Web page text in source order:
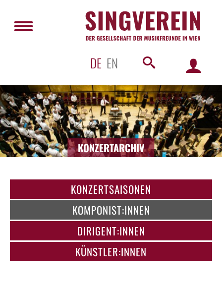
DE EN
KONZERTARCHIV
KONZERTSAISONEN
KOMPONIST:INNEN
DIRIGENT:INNEN
KÜNSTLER:INNEN